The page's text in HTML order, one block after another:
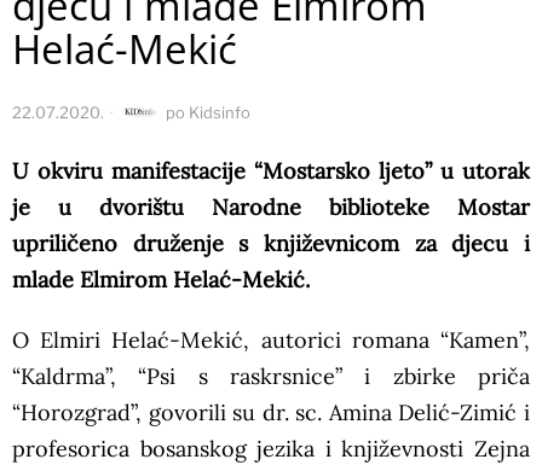
Helać-Mekić
22.07.2020. po Kidsinfo
U okviru manifestacije “Mostarsko ljeto” u utorak
je u dvorištu Narodne biblioteke Mostar
upriličeno druženje s književnicom za djecu i
mlade Elmirom Helać-Mekić.
O Elmiri Helać-Mekić, autorici romana “Kamen”,
“Kaldrma”, “Psi s raskrsnice” i zbirke priča
“Horozgrad”, govorili su dr. sc. Amina Delić-Zimić i
profesorica bosanskog jezika i književnosti Zejna